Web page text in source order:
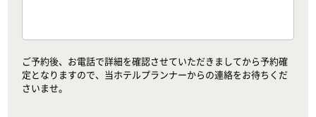
ご予約後、お電話で詳細を確認させていただきましてから予約確
定となりますので、当ホテルプランナーからの連絡をお待ちくだ
さいませ。